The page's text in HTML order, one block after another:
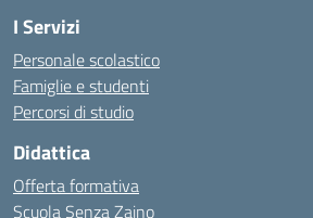
I Servizi
Personale scolastico
Famiglie e studenti
Percorsi di studio
Didattica
Offerta formativa
Scuola Senza Zaino